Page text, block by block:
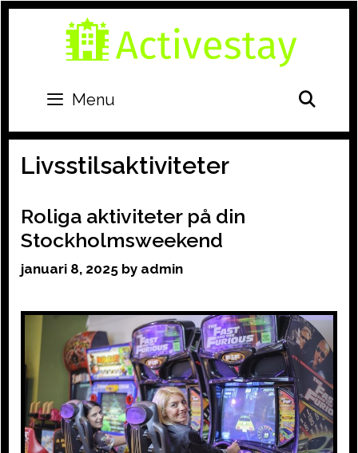
content
Menu
Livsstilsaktiviteter
Roliga aktiviteter på din
Stockholmsweekend
januari 8, 2025 by admin